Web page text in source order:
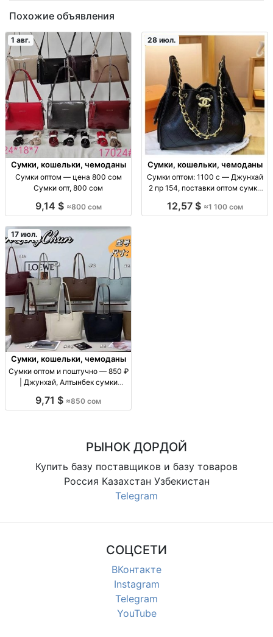
Похожие объявления
1 авг.
Сумки, кошельки, чемоданы
Сумки оптом — цена 800 сом
Сумки опт, 800 сом
9,14 $ ≈800 сом
28 июл.
Сумки, кошельки, чемоданы
Сумки оптом: 1100 с — Джунхай
2 пр 154, поставки оптом сумки
154»), цена 1100 с, поставки для
12,57 $ ≈1 100 сом
17 июл.
Сумки, кошельки, чемоданы
Сумки оптом и поштучно — 850 ₽
| Джунхай, Алтынбек сумки
по модели, повседневные, для
9,71 $ ≈850 сом
РЫНОК ДОРДОЙ
Купить базу поставщиков и базу товаров
Россия Казахстан Узбекистан
Telegram
СОЦСЕТИ
ВКонтакте
Instagram
Telegram
YouTube